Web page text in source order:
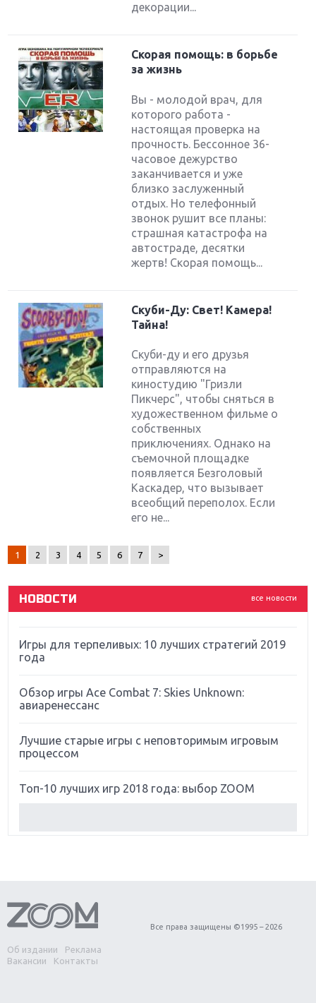
декорации...
Скорая помощь: в борьбе
за жизнь
Вы - молодой врач, для
которого работа -
настоящая проверка на
прочность. Бессонное 36-
часовое дежурство
заканчивается и уже
близко заслуженный
отдых. Но телефонный
звонок рушит все планы:
страшная катастрофа на
автостраде, десятки
жертв! Скорая помощь...
Скуби-Ду: Свет! Камера!
Тайна!
Скуби-ду и его друзья
отправляются на
киностудию "Гризли
Пикчерс", чтобы сняться в
художественном фильме о
собственных
приключениях. Однако на
съемочной площадке
появляется Безголовый
Каскадер, что вызывает
всеобщий переполох. Если
его не...
1 2 3 4 5 6 7 >
все новости
НОВОСТИ
Крупнейшие релизы мая: Nintendo, Microsoft и
Far Cry 5: хвалить нельзя ругать
Игры для терпеливых: 10 лучших стратегий 2019
года
Обзор игры Ace Combat 7: Skies Unknown:
авиаренессанс
Лучшие старые игры с неповторимым игровым
процессом
Топ-10 лучших игр 2018 года: выбор ZOOM
Обзор игры Forza Horizon 4: вершина эволюции
Две важных новинки для консолей: Spider-Man и
Divinity Original Sin 2
Об издании
Реклама
Вакансии
Контакты
Все права защищены ©1995 – 2026